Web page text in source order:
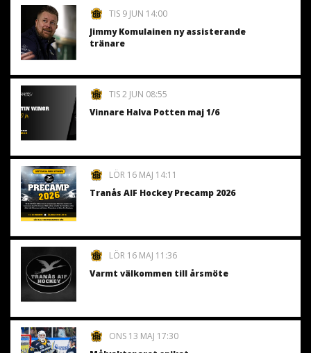
TIS 9 JUN 14:00
Jimmy Komulainen ny assisterande
tränare
TIS 2 JUN 08:55
Vinnare Halva Potten maj 1/6
LÖR 16 MAJ 14:11
Tranås AIF Hockey Precamp 2026
LÖR 16 MAJ 11:36
Varmt välkommen till årsmöte
ONS 13 MAJ 17:30